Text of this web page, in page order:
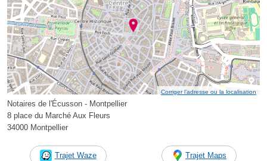
Corriger l’adresse ou la localisation
Notaires de l'Écusson - Montpellier
8 place du Marché Aux Fleurs
34000 Montpellier
Trajet Waze Trajet Maps